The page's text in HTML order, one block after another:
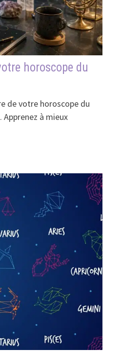
horoscope du
de votre horoscope du
à mieux